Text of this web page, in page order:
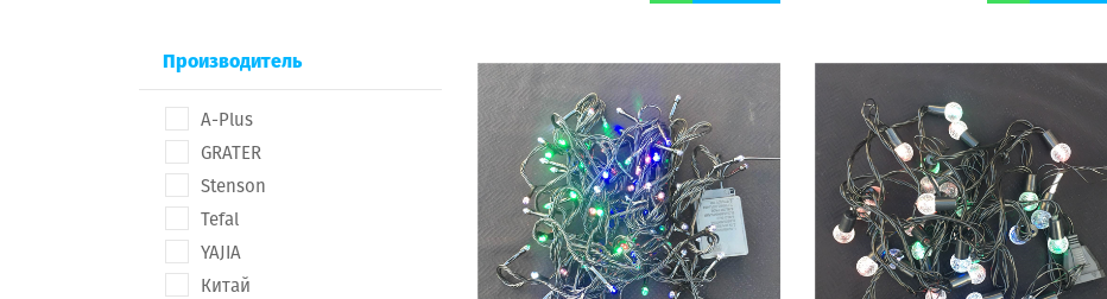
Производитель
A-Plus
GRATER
Stenson
Tefal
YAJIA
Китай